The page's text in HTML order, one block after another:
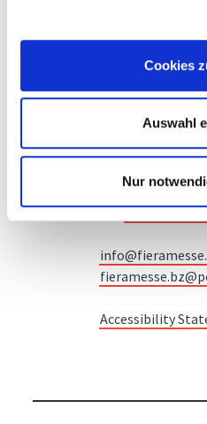
Cookies
Auswahl
Nur
Messe
Messeplatz 1 —
39100 Bozen BZ
Tel. +39 0471
Fax.+39 0471
Accessibility